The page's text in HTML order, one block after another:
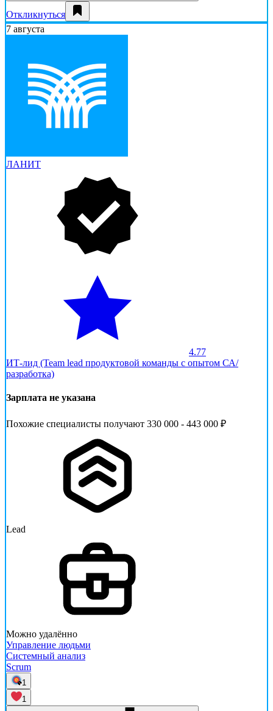
Откликнуться
7 августа
ЛАНИТ
4.77
ИТ-лид (Team lead продуктовой команды с опытом СА/
разработка)
Зарплата не указана
Похожие специалисты получают 330 000 - 443 000 ₽
Lead
Можно удалённо
Управление людьми
Системный анализ
Scrum
1
1